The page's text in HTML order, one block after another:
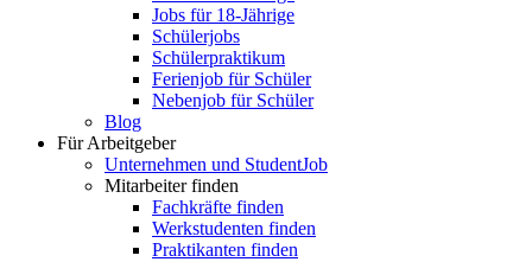
Jobs für 18-Jährige
Schülerjobs
Schülerpraktikum
Ferienjob für Schüler
Nebenjob für Schüler
Blog
Für Arbeitgeber
Unternehmen und StudentJob
Mitarbeiter finden
Fachkräfte finden
Werkstudenten finden
Praktikanten finden